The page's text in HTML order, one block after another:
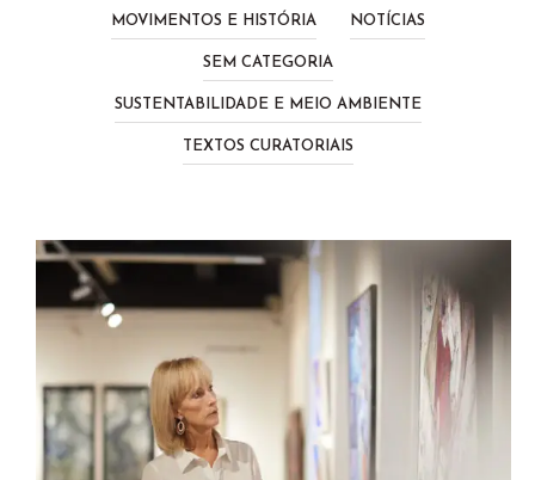
MOVIMENTOS E HISTÓRIA NOTÍCIAS
SEM CATEGORIA
SUSTENTABILIDADE E MEIO AMBIENTE
TEXTOS CURATORIAIS